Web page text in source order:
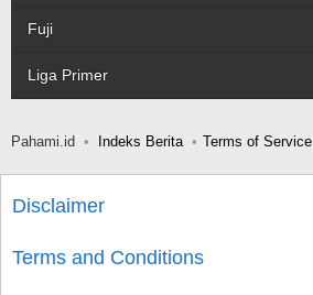
Fuji
Liga Primer
Pahami.id Indeks Berita Terms of Service
Disclaimer
Terms and Conditions